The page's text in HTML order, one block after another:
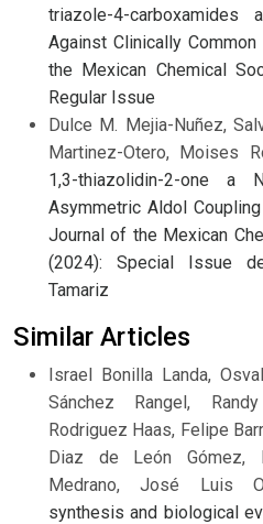
triazole-4-
Against Clinically
the Mexican Chemical
Regular Issue
Dulce M. Mejia-Nuñez,
Martinez-Otero, Moises
1,3-thiazolidin-2-one a
Asymmetric Aldol
Journal of the Mexican
(2024): Special Issue
Tamariz
Similar Articles
Israel Bonilla Landa,
Sánchez Rangel,
Rodriguez Haas, Felipe
Diaz de León Gómez,
Medrano, José Luis
synthesis and biological